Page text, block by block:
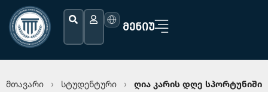
ᲛᲔᲜᲘᲣ
მთავარი › სტუდენტური › ღია კარის დღე სპორტუნიში